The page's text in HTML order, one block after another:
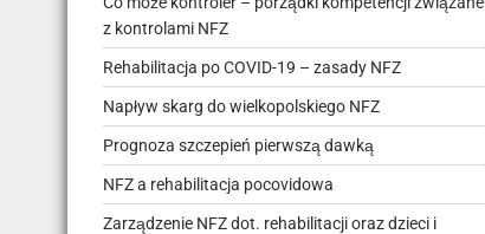
z kontrolami NFZ
Rehabilitacja po COVID-19 – zasady NFZ
Napływ skarg do wielkopolskiego NFZ
Prognoza szczepień pierwszą dawką
NFZ a rehabilitacja pocovidowa
Zarządzenie NFZ dot. rehabilitacji oraz dzieci i